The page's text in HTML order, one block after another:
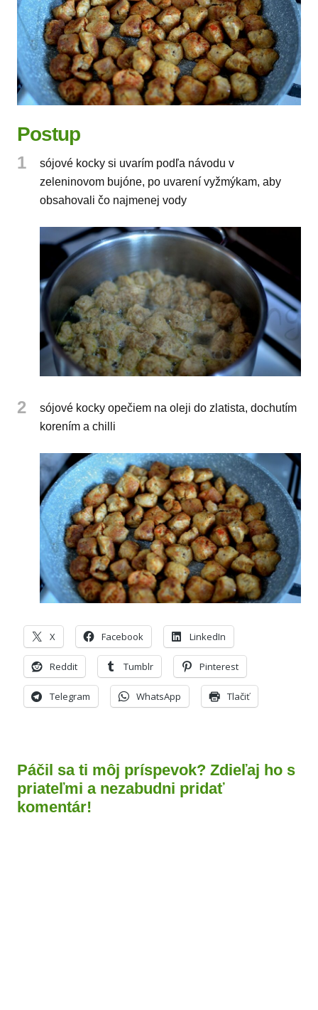
Postup
1
sójové kocky si uvarím podľa návodu v
zeleninovom bujóne, po uvarení vyžmýkam, aby
obsahovali čo najmenej vody
2
sójové kocky opečiem na oleji do zlatista, dochutím
korením a chilli
X Facebook LinkedIn
Reddit Tumblr Pinterest
Telegram WhatsApp Tlačiť
Páčil sa ti môj príspevok? Zdieľaj ho s
priateľmi a nezabudni pridať
komentár!